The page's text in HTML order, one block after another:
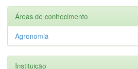
Áreas de conhecimento
Agronomia
Instituição